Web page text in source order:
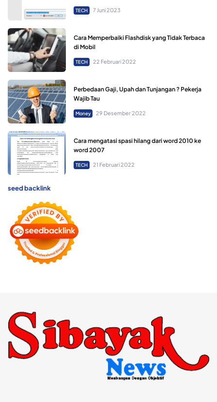
TECH 7 Juni 2023
Cara Memperbaiki Flashdisk yang Tidak Terbaca
di Mobil
TECH 22 Februari 2022
Perbedaan Gaji, Upah dan Tunjangan ? Pekerja
Wajib Tau
Money 29 Desember 2022
Cara mengatasi spasi hilang dari word 2010 ke
word 2007
TECH 21 Februari 2022
seed backlink